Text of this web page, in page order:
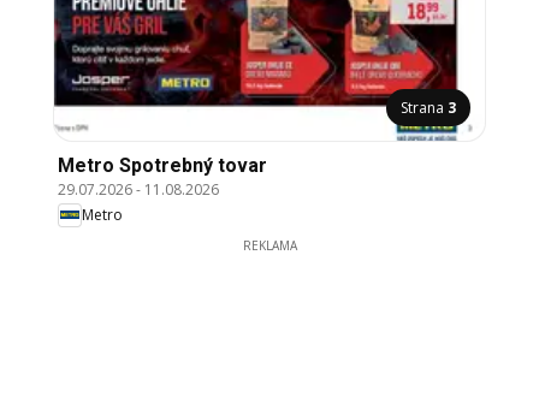
Strana 3
Metro Spotrebný tovar
29.07.2026- 11.08.2026
Metro
REKLAMA